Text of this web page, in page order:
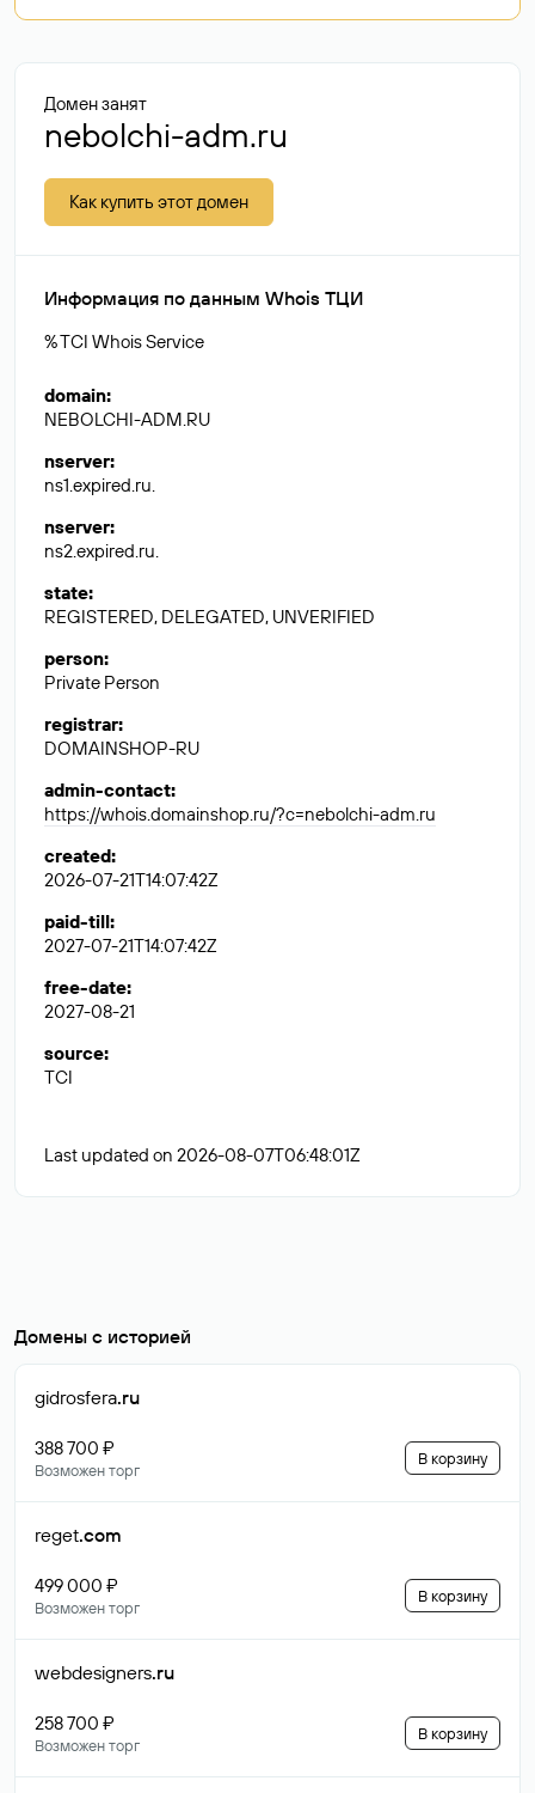
Домен занят
nebolchi-adm.ru
Как купить этот домен
Информация по данным Whois ТЦИ
% TCI Whois Service
domain:
NEBOLCHI-ADM.RU
nserver:
ns1.expired.ru.
nserver:
ns2.expired.ru.
state:
REGISTERED, DELEGATED, UNVERIFIED
person:
Private Person
registrar:
DOMAINSHOP-RU
admin-contact:
https://whois.domainshop.ru/?c=nebolchi-adm.ru
created:
2026-07-21T14:07:42Z
paid-till:
2027-07-21T14:07:42Z
free-date:
2027-08-21
source:
TCI
Last updated on 2026-08-07T06:48:01Z
Домены с историей
gidrosfera.ru
388 700 ₽
Возможен торг
В корзину
reget.com
499 000 ₽
Возможен торг
В корзину
webdesigners.ru
258 700 ₽
Возможен торг
В корзину